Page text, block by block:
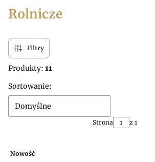
Rolnicze
Filtry
Produkty: 11
Lista produktów
Sortowanie:
Domyślne
Strona z 1
Nowość